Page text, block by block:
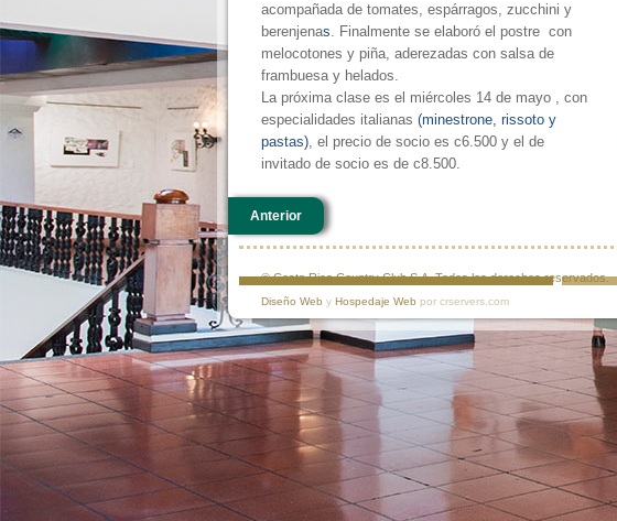
acompañada de tomates, espárragos, zucchini y
berenjenas. Finalmente se elaboró el postre con
melocotones y piña, aderezadas con salsa de
frambuesa y helados.
La próxima clase es el miércoles 14 de mayo , con
especialidades italianas (minestrone, rissoto y
pastas), el precio de socio es c6.500 y el de
invitado de socio es de c8.500.
Anterior
© Costa Rica Country Club S.A. Todos los derechos reservados.
Diseño Web y Hospedaje Web por crservers.com